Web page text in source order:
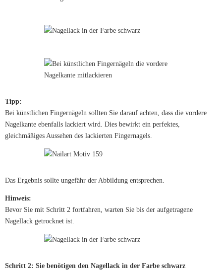
Tipp:
Bei künstlichen Fingernägeln sollten Sie darauf achten, dass die vordere
Nagelkante ebenfalls lackiert wird. Dies bewirkt ein perfektes,
gleichmäßiges Aussehen des lackierten Fingernagels.
Das Ergebnis sollte ungefähr der Abbildung entsprechen.
Hinweis:
Bevor Sie mit Schritt 2 fortfahren, warten Sie bis der aufgetragene
Nagellack getrocknet ist.
Schritt 2: Sie benötigen den Nagellack in der Farbe schwarz